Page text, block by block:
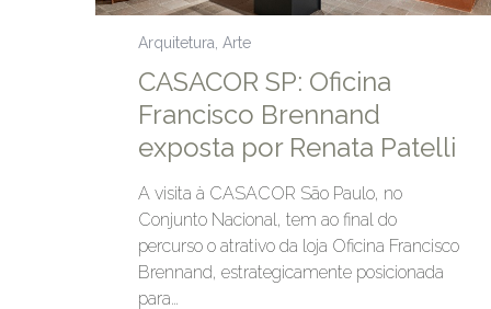
Arquitetura Arte
CASACOR SP: Oficina
Francisco Brennand
exposta por Renata Patelli
A visita à CASACOR São Paulo, no
Conjunto Nacional, tem ao final do
percurso o atrativo da loja Oficina Francisco
Brennand, estrategicamente posicionada
para…